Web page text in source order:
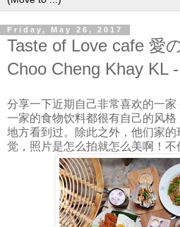
Friday, May 26, 2017
Taste of Love cafe 愛
Choo Cheng Khay KL
分享一下近期自己非常喜欢的一家
一家的食物饮料都很有自己的风
地方看到过。除此之外，他们家
觉，照片是怎么拍就怎么美啊！不